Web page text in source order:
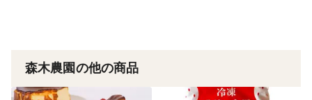
すので、残留農薬検査でも農薬は検出されません。
森木農園の他の商品